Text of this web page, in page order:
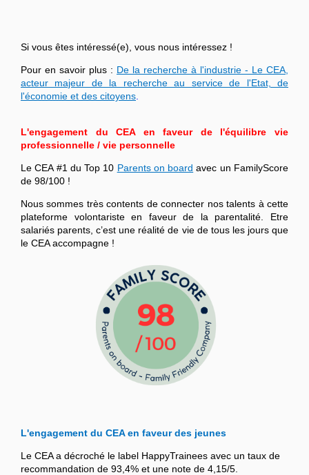
Si vous êtes intéressé(e), vous nous intéressez !
Pour en savoir plus : De la recherche à l'industrie - Le CEA,
acteur majeur de la recherche au service de l'Etat, de
l'économie et des citoyens
L'engagement du CEA en faveur de l'équilibre vie
professionnelle / vie personnelle
Le CEA #1 du Top 10 Parents on board avec un FamilyScore
de 98/100 !
Nous sommes très contents de connecter nos talents à cette
plateforme volontariste en faveur de la parentalité. Etre
salariés parents, c’est une réalité de vie de tous les jours que
le CEA accompagne !
L'engagement du CEA en faveur des jeunes
Le CEA a décroché le label HappyTrainees avec un taux de
recommandation de 93,4% et une note de 4,15/5.